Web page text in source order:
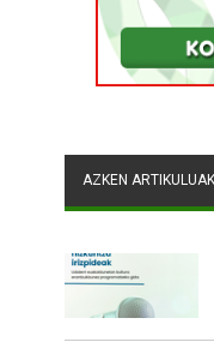
AZKEN ARTIKULUAK